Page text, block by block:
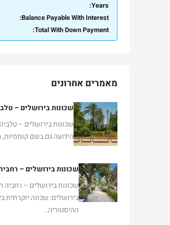
Years:
Balance Payable With Interest:
Total With Down Payment:
מאמרים אחרונים
שכונות בירושלים –
שכונות בירושלים –
הידועה גם בשם קוממיות,
שכונות בירושלים –
שכונות בירושלים – רחביה
בירושלים: שכונה יוקרתית
ההיסטוריה…